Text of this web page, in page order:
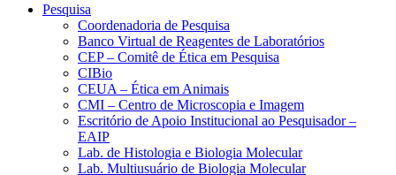
Pesquisa
Coordenadoria de Pesquisa
Banco Virtual de Reagentes de Laboratórios
CEP – Comitê de Ética em Pesquisa
CIBio
CEUA – Ética em Animais
CMI – Centro de Microscopia e Imagem
Escritório de Apoio Institucional ao Pesquisador –
EAIP
Lab. de Histologia e Biologia Molecular
Lab. Multiusuário de Biologia Molecular